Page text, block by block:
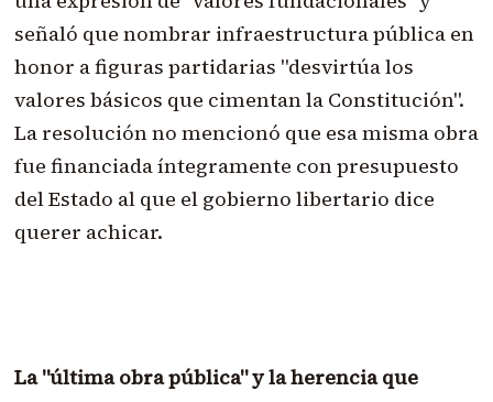
señaló que nombrar infraestructura pública en
honor a figuras partidarias "desvirtúa los
valores básicos que cimentan la Constitución".
La resolución no mencionó que esa misma obra
fue financiada íntegramente con presupuesto
del Estado al que el gobierno libertario dice
querer achicar.
La "última obra pública" y la herencia que